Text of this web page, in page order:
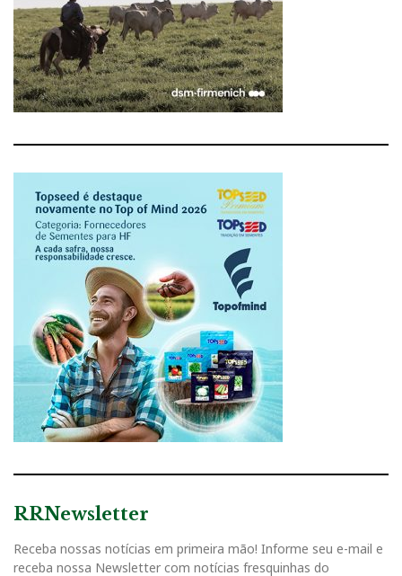
RRNewsletter
Receba nossas notícias em primeira mão! Informe seu e-mail e
receba nossa Newsletter com notícias fresquinhas do